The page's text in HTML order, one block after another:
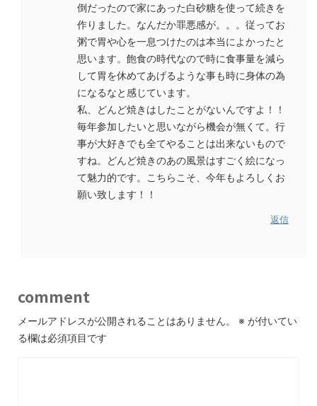
倒だったので家にあった白砂糖を使って続きを
作りました。なんだか罪悪感が。。。従ってお
粥で胃や心を一息つけたのは本当によかったと
思います。飽食の時代なので時に食事量を減ら
して胃を休めてあげるような事も時に身体の為
になるなと感じています。
私、どんど焼きはしたことがないんですよ！！
毎年参加したいと思いながら機会が無くて。行
事が大好きでも全てやることは出来ないもので
すね。どんど焼きのあの風景はすごく絵になっ
て魅力的です。こちらこそ、今年もよろしくお
願い致します！！
返信
comment
メールアドレスが公開されることはありません。 ※ が付いてい
る欄は必須項目です